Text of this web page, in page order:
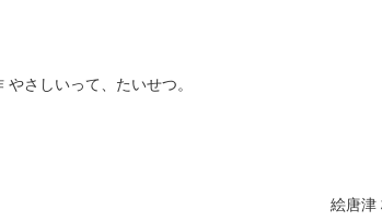
さしいって、たいせつ。
絵唐津